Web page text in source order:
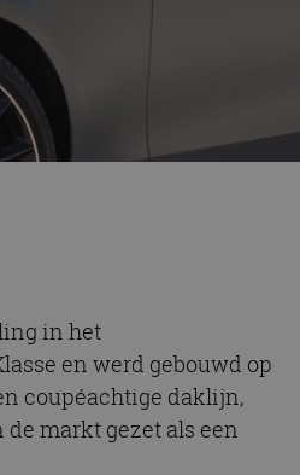
in het
en werd gebouwd op
coupéachtige daklijn,
markt gezet als een